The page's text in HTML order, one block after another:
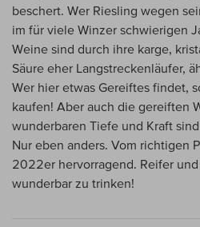
beschert. Wer Riesling wegen
im für viele Winzer schwierigen
Weine sind durch ihre karge,
Säure eher Langstreckenläufer,
Wer hier etwas Gereiftes findet,
kaufen! Aber auch die gereiften
wunderbaren Tiefe und Kraft
Nur eben anders. Vom richtigen
2022er hervorragend. Reifer
wunderbar zu trinken!